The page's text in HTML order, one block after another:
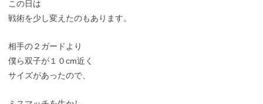
この日は
戦術を少し変えたのもあります。
相手の２ガードより
僕ら双子が１０cm近く
サイズがあったので、